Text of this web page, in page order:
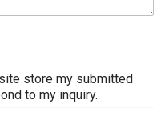
store my submitted
to my inquiry.